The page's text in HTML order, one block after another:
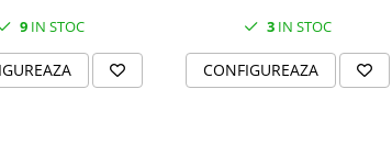
9IN STOC 3IN STOC
CONFIGUREAZA